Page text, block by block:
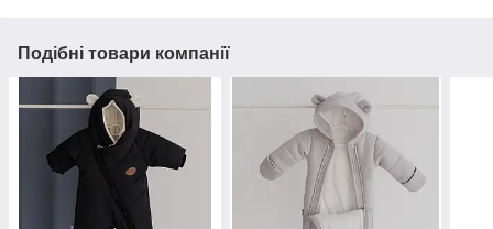
Подібні товари компанії